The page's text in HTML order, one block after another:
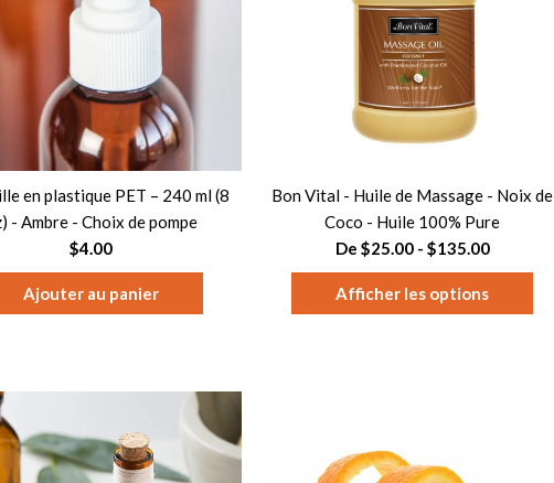
en plastique PET – 240 ml (8
- Ambre - Choix de pompe
$4.00
Bon Vital - Huile de Massage - Noix de
Coco - Huile 100% Pure
De $25.00 - $135.00
Afficher les options